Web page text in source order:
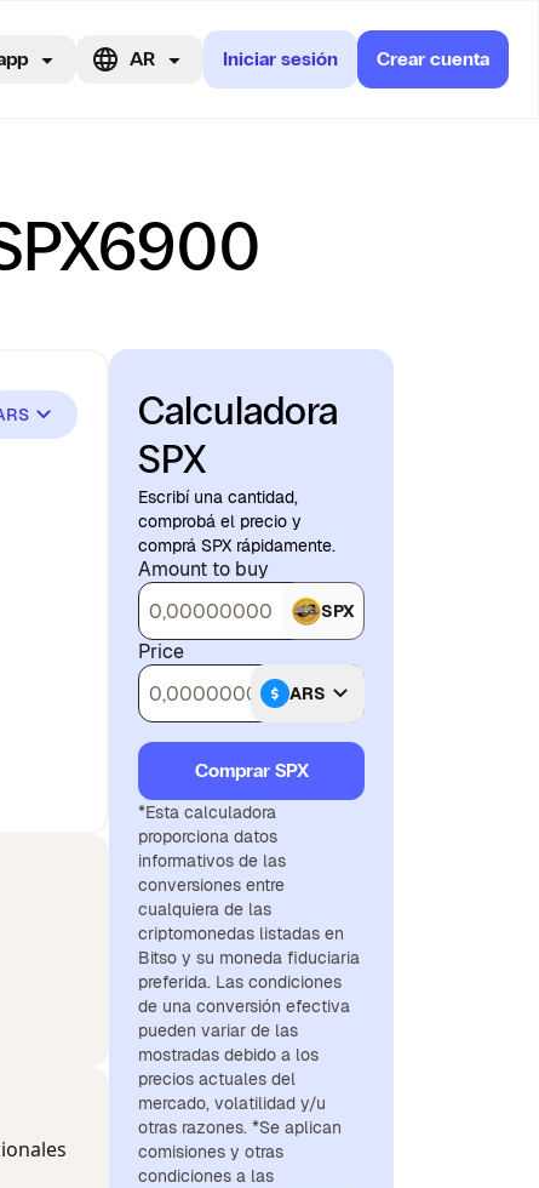
AR Iniciar sesión Crear cuenta
Calculadora
SPX
Escribí una cantidad,
comprobá el precio y
comprá SPX rápidamente.
Amount to buy
SPX
Price
ARS
Comprar SPX
*Esta calculadora
proporciona datos
informativos de las
conversiones entre
cualquiera de las
criptomonedas listadas en
Bitso y su moneda fiduciaria
preferida. Las condiciones
de una conversión efectiva
pueden variar de las
mostradas debido a los
precios actuales del
mercado, volatilidad y/u
otras razones. *Se aplican
comisiones y otras
condiciones a las